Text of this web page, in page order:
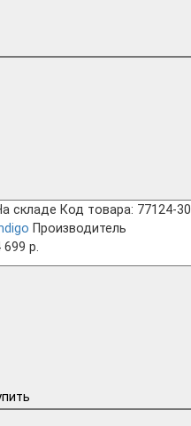
складе Код товара: 77124-30
Производитель
699 р.